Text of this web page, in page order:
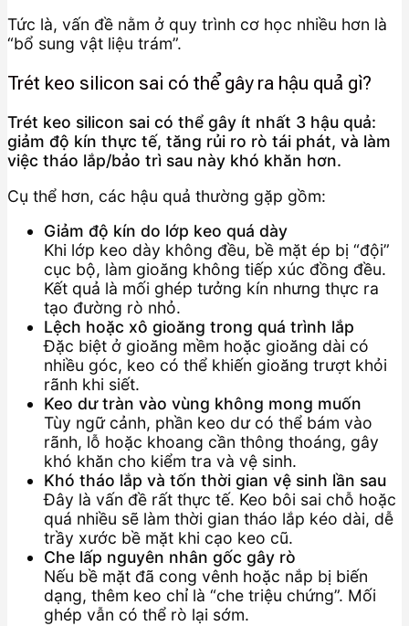
Tức là, vấn đề nằm ở quy trình cơ học nhiều hơn là
“bổ sung vật liệu trám”.
Trét keo silicon sai có thể gây ra hậu quả gì?
Trét keo silicon sai có thể gây ít nhất 3 hậu quả:
giảm độ kín thực tế, tăng rủi ro rò tái phát, và làm
việc tháo lắp/bảo trì sau này khó khăn hơn.
Cụ thể hơn, các hậu quả thường gặp gồm:
Giảm độ kín do lớp keo quá dày
Khi lớp keo dày không đều, bề mặt ép bị “đội”
cục bộ, làm gioăng không tiếp xúc đồng đều.
Kết quả là mối ghép tưởng kín nhưng thực ra
tạo đường rò nhỏ.
Lệch hoặc xô gioăng trong quá trình lắp
Đặc biệt ở gioăng mềm hoặc gioăng dài có
nhiều góc, keo có thể khiến gioăng trượt khỏi
rãnh khi siết.
Keo dư tràn vào vùng không mong muốn
Tùy ngữ cảnh, phần keo dư có thể bám vào
rãnh, lỗ hoặc khoang cần thông thoáng, gây
khó khăn cho kiểm tra và vệ sinh.
Khó tháo lắp và tốn thời gian vệ sinh lần sau
Đây là vấn đề rất thực tế. Keo bôi sai chỗ hoặc
quá nhiều sẽ làm thời gian tháo lắp kéo dài, dễ
trầy xước bề mặt khi cạo keo cũ.
Che lấp nguyên nhân gốc gây rò
Nếu bề mặt đã cong vênh hoặc nắp bị biến
dạng, thêm keo chỉ là “che triệu chứng”. Mối
ghép vẫn có thể rò lại sớm.